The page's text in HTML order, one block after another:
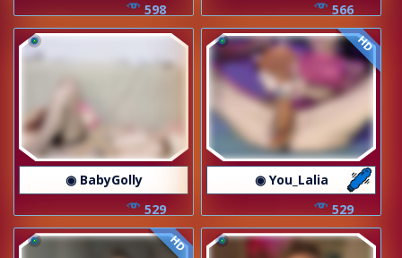
598
566
◉ BabyGolly
529
HD
◉ You_Lalia
529
HD